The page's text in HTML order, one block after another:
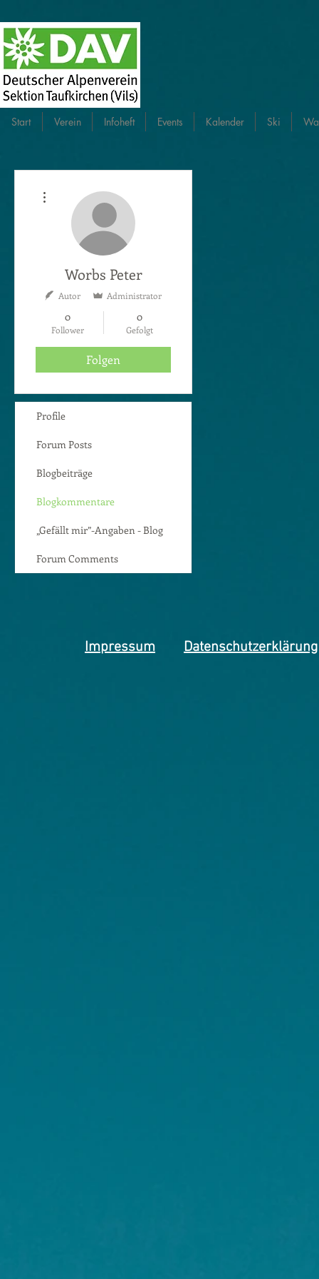
Start Verein Infoheft Events Kalender Ski
Worbs Peter
Autor Administrator
0
Follower
0
Gefolgt
Folgen
Profile
Forum Posts
Blogbeiträge
Blogkommentare
„Gefällt mir”-Angaben - Blog
Forum Comments
Impressum Datenschutzerklärung